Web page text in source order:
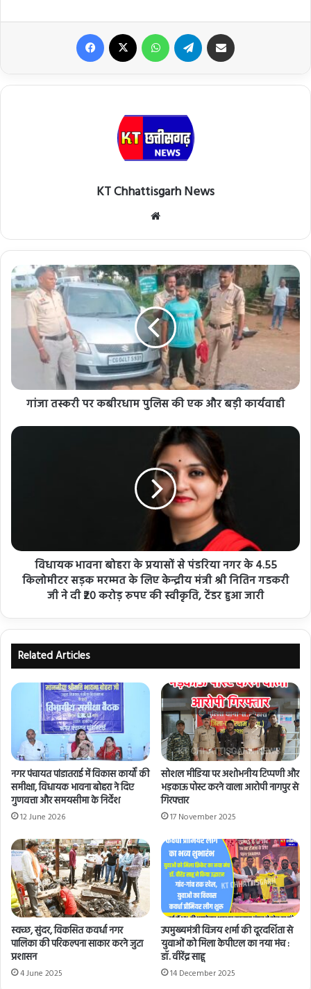
Facebook WhatsApp Telegram
KT Chhattisgarh News
गांजा तस्करी पर कबीरधाम पुलिस की एक और बड़ी कार्यवाही
विधायक भावना बोहरा के प्रयासों से पंडरिया नगर के 4.55
किलोमीटर सड़क मरम्मत के लिए केन्द्रीय मंत्री श्री नितिन गडकरी
जी ने दी ₹20 करोड़ रुपए की स्वीकृति, टेंडर हुआ जारी
Related Articles
नगर पंचायत पांडातराई में विकास कार्यों की
समीक्षा, विधायक भावना बोहरा ने दिए
गुणवत्ता और समयसीमा के निर्देश
12 June 2026
सोशल मीडिया पर अशोभनीय टिप्पणी और
भड़काऊ पोस्ट करने वाला आरोपी नागपुर से
गिरफ्तार
17 November 2025
स्वच्छ, सुंदर, विकसित कवर्धा नगर
पालिका की परिकल्पना साकार करने जुटा
प्रशासन
4 June 2025
उपमुख्यमंत्री विजय शर्मा की दूरदर्शिता से
युवाओं को मिला केपीएल का नया मंच :
डॉ. वीरेंद्र साहू
14 December 2025